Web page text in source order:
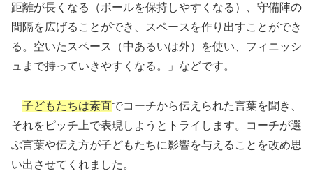
距離が長くなる（ボールを保持しやすくなる）、守備陣の
間隔を広げることができ、スペースを作り出すことができ
る。空いたスペース（中あるいは外）を使い、フィニッシ
ュまで持っていきやすくなる。」などです。
子どもたちは素直でコーチから伝えられた言葉を聞き、
それをピッチ上で表現しようとトライします。コーチが選
ぶ言葉や伝え方が子どもたちに影響を与えることを改め思
い出させてくれました。